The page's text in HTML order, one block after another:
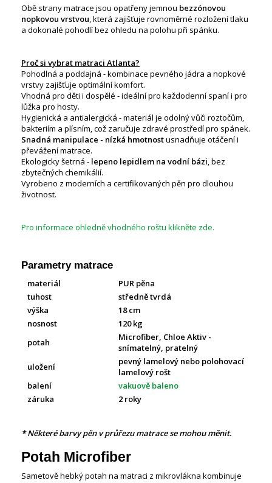
Obě strany matrace jsou opatřeny jemnou bezzónovou
nopkovou vrstvou, která zajišťuje rovnoměrné rozložení tlaku
a dokonalé pohodlí bez ohledu na polohu při spánku.
Proč si vybrat matraci Atlanta?
Pohodlná a poddajná - kombinace pevného jádra a nopkové
vrstvy zajišťuje optimální komfort.
Vhodná pro děti i dospělé - ideální pro každodenní spaní i pro
lůžka pro hosty.
Hygienická a antialergická - materiál je odolný vůči roztočům,
bakteriím a plísním, což zaručuje zdravé prostředí pro spánek.
Snadná manipulace - nízká hmotnostusnadňuje otáčení i
převážení matrace.
Ekologicky šetrná - lepeno lepidlem na vodní bázi, bez
zbytečných chemikálií.
Vyrobeno z moderních a certifikovaných pěn pro dlouhou
životnost.
Pro informace ohledně vhodného roštu klikněte zde.
Parametry matrace
materiál
PUR pěna
tuhost
středně tvrdá
výška
18 cm
nosnost
120 kg
potah
Microfiber, Chloe Aktiv -
snímatelný, pratelný
uložení
pevný lamelový nebo polohovací
lamelový rošt
balení
vakuově baleno
záruka
2 roky
* Některé barvy pěn v průřezu matrace se mohou měnit.
Potah Microfiber
Sametově hebký potah na matraci z mikrovlákna kombinuje